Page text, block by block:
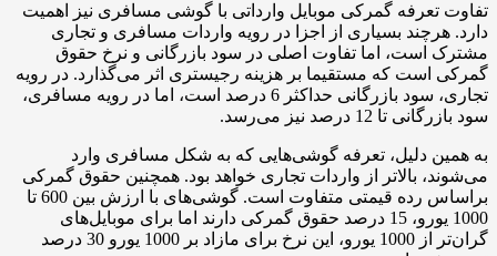
گمرکی موبایل وارداتی با گوشی مسافری نیز اهمیت
بسیاری از اجزا در رویه واردات مسافری و تجاری
اما تفاوت اصلی در سود بازرگانی و نرخ حقوق
که مستقیما بر هزینه رجیستری اثر می‌گذارد. در رویه
تجاری، سود بازرگانی حداکثر 6 درصد است، اما در رویه مسافری،
12 درصد نیز می‌رسد.
دلیل، تعرفه گوشی‌هایی که به شکل مسافری وارد
بالاتر از واردات تجاری خواهد بود. همچنین حقوق گمرکی
براساس رده قیمتی متفاوت است. گوشی‌های با ارزش بین 600 تا
1000 یورو، 15 درصد حقوق گمرکی دارند اما برای موبایل‌های
گران‌تر از 1000 یورو، این نرخ برای مازاد بر 1000 یورو 30 درصد